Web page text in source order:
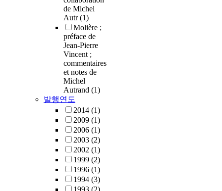
de Michel
Autr(1)
Molière ;
préface de
Jean-Pierre
Vincent ;
commentaires
et notes de
Michel
Autrand (1)
발행연도
2014 (1)
2009 (1)
2006 (1)
2003 (2)
2002 (1)
1999 (2)
1996 (1)
1994 (3)